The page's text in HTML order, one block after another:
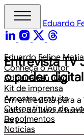
Eduardo
Eduardo Felipe
Conheça o Autor
Adquira seu livro
Kit de imprensa
Amostra gratuita
Outros títulos do
Depoimentos
Notícias
Entrevista TV
o poder digital
Em entrevista para
autor do livro A
da […]